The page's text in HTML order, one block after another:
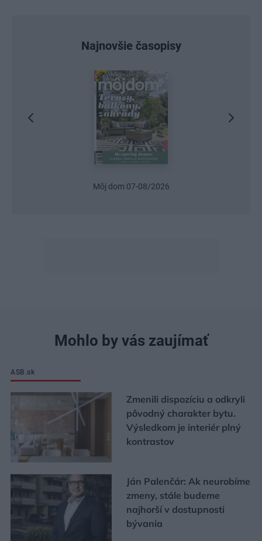
Najnovšie časopisy
Urob si sám 6/2026
Mohlo by vás zaujímať
ASB.sk
Zmenili dispozíciu a odkryli
pôvodný charakter bytu.
Výsledkom je interiér plný
kontrastov
Ján Palenčár: Ak neurobíme
zmeny, stále budeme
najhorší v dostupnosti
bývania